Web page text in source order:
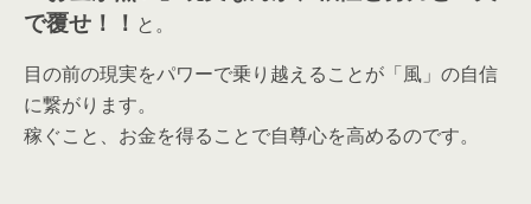
で覆せ！！ と。
目の前の現実をパワーで乗り越えることが「風」の自信
に繋がります。
稼ぐこと、お金を得ることで自尊心を高めるのです。